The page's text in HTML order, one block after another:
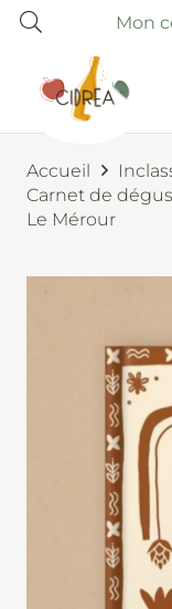
Mon
Accueil
Carnet de
Le Mérour